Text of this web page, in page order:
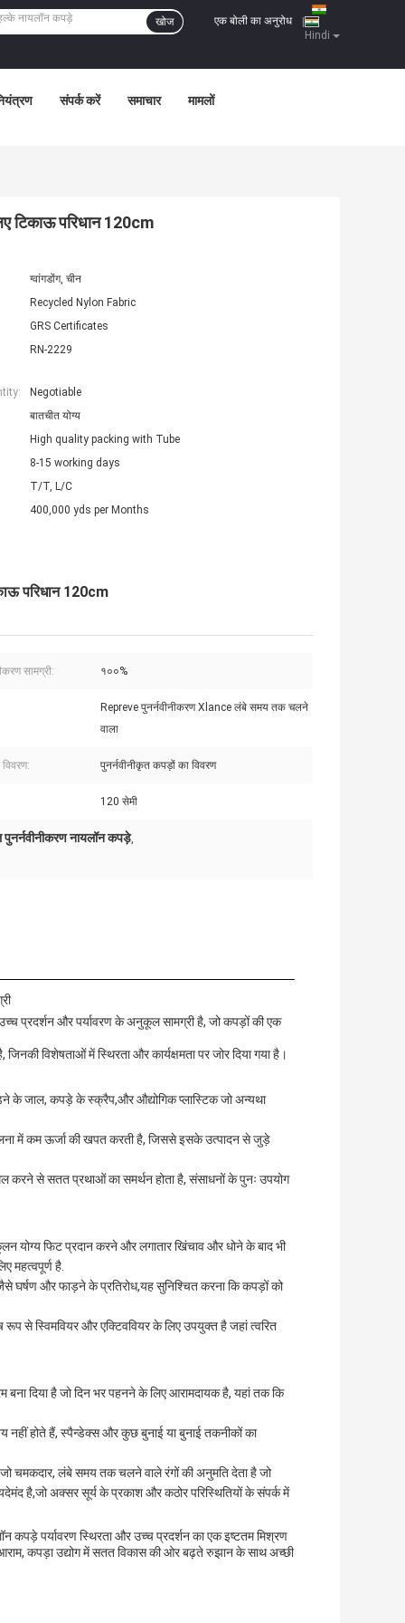
Hindi
एक बोली का अनुरोध
खोज
संपर्क करें समाचार मामलों
टिकाऊ परिधान 120cm
ग्वांगडोंग, चीन
Recycled Nylon Fabric
GRS Certificates
RN-2229
Negotiable
बातचीत योग्य
High quality packing with Tube
8-15 working days
T/T, L/C
400,000 yds per Months
परिधान 120cm
सामग्री: १००%
Repreve पुनर्नवीनीकरण Xlance लंबे समय तक चलने
वाला
पुनर्नवीनीकृत कपड़ों का विवरण
120 सेमी
नायलॉन कपड़े,
प्रदर्शन और पर्यावरण के अनुकूल सामग्री है, जो कपड़ों की एक
विशेषताओं में स्थिरता और कार्यक्षमता पर जोर दिया गया है।
के जाल, कपड़े के स्क्रैप,और औद्योगिक प्लास्टिक जो अन्यथा
में कम ऊर्जा की खपत करती है, जिससे इसके उत्पादन से जुड़े
करने से सतत प्रथाओं का समर्थन होता है, संसाधनों के पुनः उपयोग
योग्य फिट प्रदान करने और लगातार खिंचाव और धोने के बाद भी
महत्वपूर्ण है.
घर्षण और फाड़ने के प्रतिरोध,यह सुनिश्चित करना कि कपड़ों को
से स्विमवियर और एक्टिववियर के लिए उपयुक्त है जहां त्वरित
दिया है जो दिन भर पहनने के लिए आरामदायक है, यहां तक कि
नहीं होते हैं, स्पैन्डेक्स और कुछ बुनाई या बुनाई तकनीकों का
जो चमकदार, लंबे समय तक चलने वाले रंगों की अनुमति देता है जो
है,जो अक्सर सूर्य के प्रकाश और कठोर परिस्थितियों के संपर्क में
कपड़े पर्यावरण स्थिरता और उच्च प्रदर्शन का एक इष्टतम मिश्रण
कपड़ा उद्योग में सतत विकास की ओर बढ़ते रुझान के साथ अच्छी